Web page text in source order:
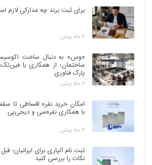
برای ثبت برند چه مدارکی لازم
۲ ماه پیش
«وس» به دنبال ساخت
ساختمان؛ از همکاری با
پارک فناوری
۲ ماه پیش
با همکاری نقره‌سی و دیجی‌پی
۲ ماه پیش
ثبت نام آلپاری برای ایرانیان؛
نکات را بررسی کنید